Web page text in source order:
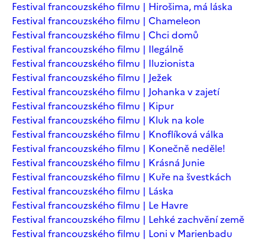
Festival francouzského filmu | Hirošima, má láska
Festival francouzského filmu | Chameleon
Festival francouzského filmu | Chci domů
Festival francouzského filmu | Ilegálně
Festival francouzského filmu | Iluzionista
Festival francouzského filmu | Ježek
Festival francouzského filmu | Johanka v zajetí
Festival francouzského filmu | Kipur
Festival francouzského filmu | Kluk na kole
Festival francouzského filmu | Knoflíková válka
Festival francouzského filmu | Konečně neděle!
Festival francouzského filmu | Krásná Junie
Festival francouzského filmu | Kuře na švestkách
Festival francouzského filmu | Láska
Festival francouzského filmu | Le Havre
Festival francouzského filmu | Lehké zachvění země
Festival francouzského filmu | Loni v Marienbadu